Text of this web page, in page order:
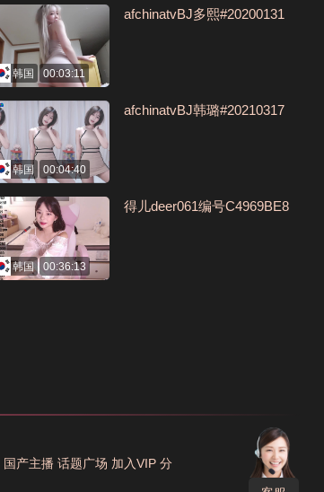
韩国 00:03:11
afchinatvBJ多熙#20200131
韩国 00:04:40
afchinatvBJ韩璐#20210317
韩国 00:36:13
得儿deer061编号C4969BE8
国产主播 话题广场 加入VIP 分